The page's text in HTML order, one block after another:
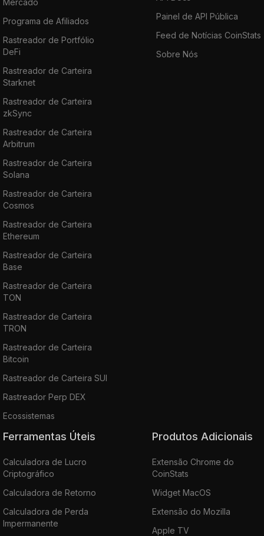
Programa de Afiliados
Rastreador de Portfólio
DeFi
Rastreador de Carteira
Starknet
Rastreador de Carteira
zkSync
Rastreador de Carteira
Arbitrum
Rastreador de Carteira
Solana
Rastreador de Carteira
Cosmos
Rastreador de Carteira
Ethereum
Rastreador de Carteira
Base
Rastreador de Carteira
TON
Rastreador de Carteira
TRON
Rastreador de Carteira
Bitcoin
Rastreador de Carteira SUI
Rastreador Perp DEX
Ecossistemas
Painel de API Pública
Feed de Notícias CoinStats
Sobre Nós
Ferramentas Úteis
Calculadora de Lucro
Criptográfico
Calculadora de Retorno
Calculadora de Perda
Impermanente
Produtos Adicionais
Extensão Chrome do
CoinStats
Widget MacOS
Extensão do Mozilla
Apple TV